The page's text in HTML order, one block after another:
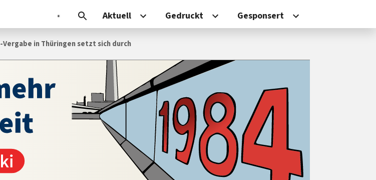
Aktuell Gedruckt Gesponsert
in Thüringen setzt sich durch